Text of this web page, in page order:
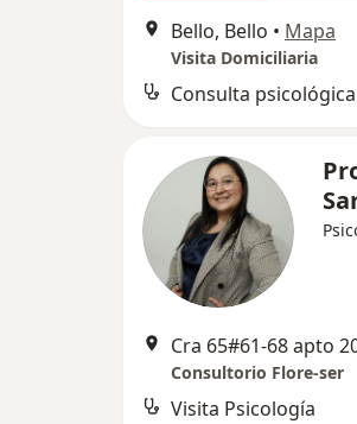
Bello, Bello • Mapa
Visita Domiciliaria
Cra 65#61-68 apto
Consultorio Flore-ser
Visita Psicología